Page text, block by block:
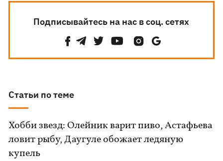
Подписывайтесь на нас в соц. сетях
Статьи по теме
Хобби звезд: Олейник варит пиво, Астафьева
ловит рыбу, Даугуле обожает ледяную
купель